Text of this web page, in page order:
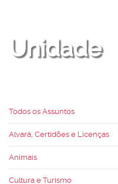
Unidade
Todos os Assuntos
Alvará, Certidões e Licenças
Animais
Cultura e Turismo